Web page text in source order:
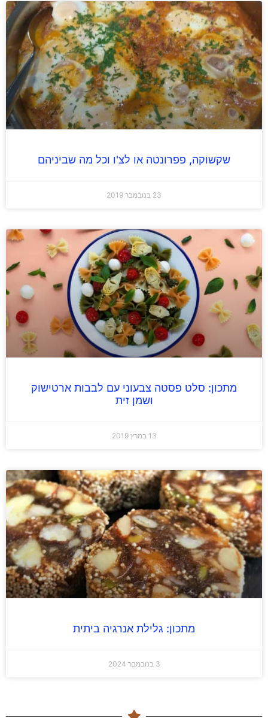
שקשוקה, פפרונטה או לצ'ו וכל מה שביניהם
מתכון: סלט פסטה צבעוני עם לבבות ארטישוק
ושמן זית
מתכון: גלילת אנרגיה ביתית